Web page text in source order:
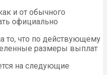
и от обычного
официально
то, что по действующему
размеры выплат
на следующие